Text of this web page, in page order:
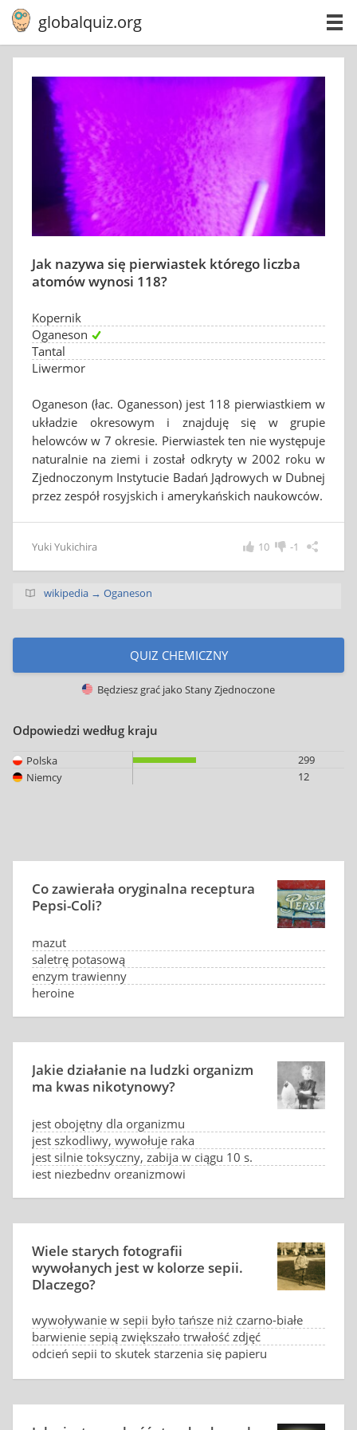
globalquiz.org
Jak nazywa się pierwiastek którego liczba
atomów wynosi 118?
Kopernik
Oganeson
Tantal
Liwermor
Oganeson (łac. Oganesson) jest 118 pierwiastkiem w
układzie okresowym i znajduję się w grupie
helowców w 7 okresie. Pierwiastek ten nie występuje
naturalnie na ziemi i został odkryty w 2002 roku w
Zjednoczonym Instytucie Badań Jądrowych w Dubnej
przez zespół rosyjskich i amerykańskich naukowców.
Yuki Yukichira -1
10
wikipedia → Oganeson
QUIZ CHEMICZNY
Będziesz grać jako Stany Zjednoczone
Odpowiedzi według kraju
Polska
299
Niemcy
12
Co zawierała oryginalna receptura
Pepsi-Coli?
mazut
saletrę potasową
enzym trawienny
heroinę
Jakie działanie na ludzki organizm
ma kwas nikotynowy?
jest obojętny dla organizmu
jest szkodliwy, wywołuje raka
jest silnie toksyczny, zabija w ciągu 10 s.
jest niezbędny organizmowi
Wiele starych fotografii
wywołanych jest w kolorze sepii.
Dlaczego?
wywoływanie w sepii było tańsze niż czarno-białe
barwienie sepią zwiększało trwałość zdjęć
odcień sepii to skutek starzenia się papieru